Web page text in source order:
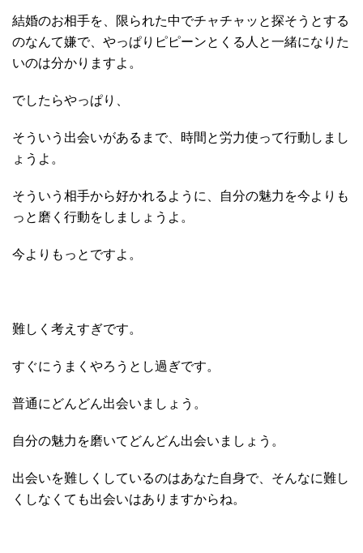
結婚のお相手を、限られた中でチャチャッと探そうとする
のなんて嫌で、やっぱりピピーンとくる人と一緒になりた
いのは分かりますよ。
でしたらやっぱり、
そういう出会いがあるまで、時間と労力使って行動しまし
ょうよ。
そういう相手から好かれるように、自分の魅力を今よりも
っと磨く行動をしましょうよ。
今よりもっとですよ。
難しく考えすぎです。
すぐにうまくやろうとし過ぎです。
普通にどんどん出会いましょう。
自分の魅力を磨いてどんどん出会いましょう。
出会いを難しくしているのはあなた自身で、そんなに難し
くしなくても出会いはありますからね。